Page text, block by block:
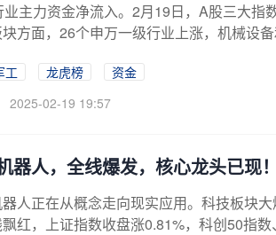
业主力资金净流入。2月19日，A股三大指
方面，26个申万一级行业上涨，机械设
工 龙虎榜
资金
2025-02-19 19:57
器人，全线爆发，核心龙头已现
人正在从概念走向现实应用。科技板块
红，上证指数收盘涨0.81%，科创50指